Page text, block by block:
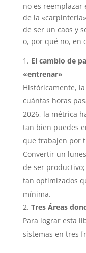
no es
de la
de ser un caos y
o, por qué no, en
El cambio de
«entrenar»
Históricamente,
cuántas horas
2026, la métrica
tan bien puedes
que trabajen por
Convertir un
de ser
tan optimizados
mínima.
Tres Áreas
Para lograr esta
sistemas en tres